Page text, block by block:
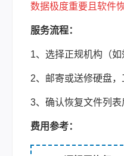
数据极度重要且软件
服务流程：
1、选择正规机构（如
2、邮寄或送修硬盘，
3、确认恢复文件列表
费用参考：